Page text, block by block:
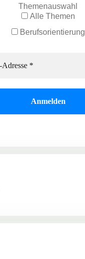
Themenauswahl
Alle Themen
Berufsorientierung